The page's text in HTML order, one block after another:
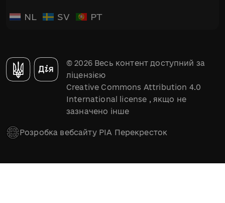
NL SV PT
© 2026 Весь контент доступний за
ліцензією
Creative Commons Attribution 4.0
International license , якщо не
зазначено інше
Розробка вебсайту РІА Перекресток